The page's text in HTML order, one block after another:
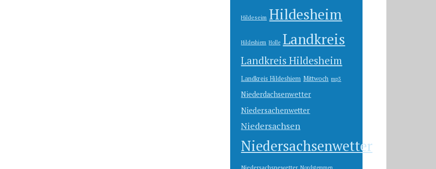
Hildeseim Hildesheim
Hildeshiem Holle Landkreis
Landkreis Hildesheim
Landkreis Hildeshiem Mittwoch mp3
Niederdachsenwetter
Niedersachenwetter
Niedersachsen
Niedersachsenwetter